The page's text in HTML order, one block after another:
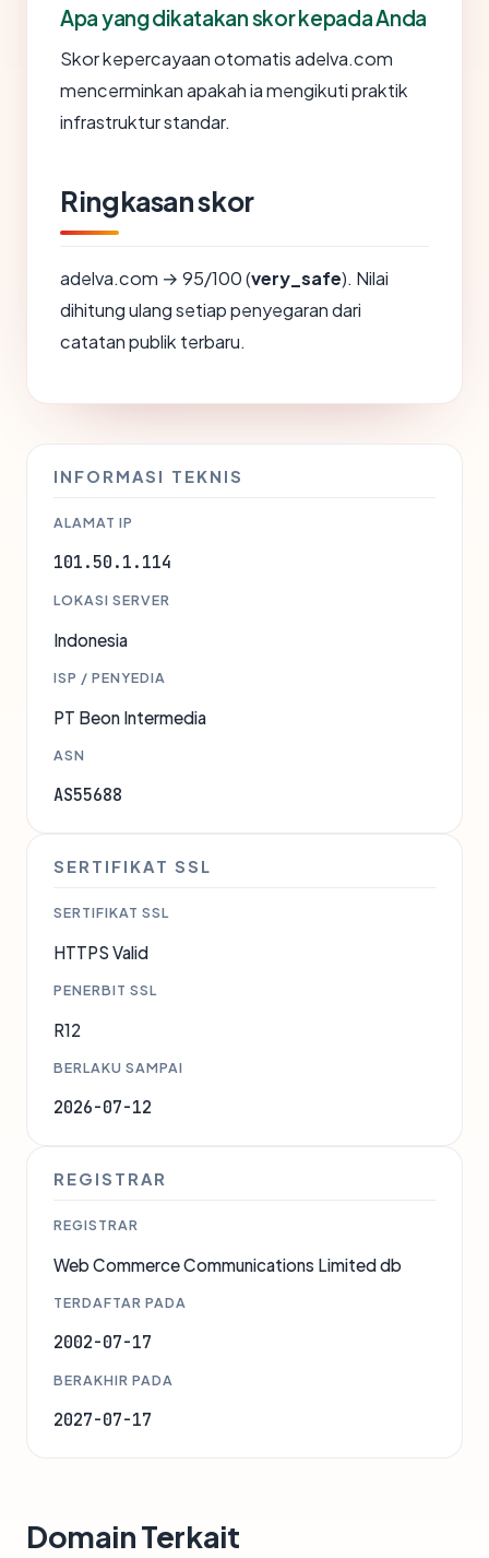
Apa yang dikatakan skor kepada Anda
Skor kepercayaan otomatis adelva.com
mencerminkan apakah ia mengikuti praktik
infrastruktur standar.
Ringkasan skor
adelva.com → 95/100 (very_safe). Nilai
dihitung ulang setiap penyegaran dari
catatan publik terbaru.
INFORMASI TEKNIS
ALAMAT IP
101.50.1.114
LOKASI SERVER
Indonesia
ISP / PENYEDIA
PT Beon Intermedia
ASN
AS55688
SERTIFIKAT SSL
SERTIFIKAT SSL
HTTPS Valid
PENERBIT SSL
R12
BERLAKU SAMPAI
2026-07-12
REGISTRAR
REGISTRAR
Web Commerce Communications Limited db
TERDAFTAR PADA
2002-07-17
BERAKHIR PADA
2027-07-17
Domain Terkait